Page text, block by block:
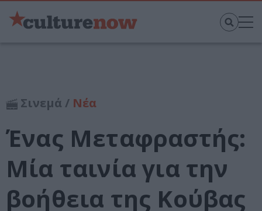
Σινεμά / Νέα
Ένας Μεταφραστής:
Μία ταινία για την
βοήθεια της Κούβας